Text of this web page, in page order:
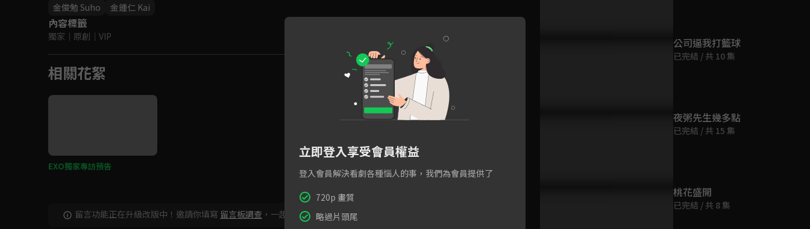
Video
金俊勉 Suho 金鍾仁 Kai
內容標籤
獨家 ｜ 原創 ｜ VIP
相關花絮
EXO獨家專訪預告
留言功能正在升級改版中！邀請你填寫 留言板調查 ，一起共創新版留言功能！
公司逼我打籃球
已完結 / 共 10 集
夜粥先生幾多點
已完結 / 共 15 集
桃花盛開
已完結 / 共 8 集
立即登入享受會員權益
登入會員解決看劇各種惱人的事，我們為會員提供了
720p 畫質
略過片頭尾